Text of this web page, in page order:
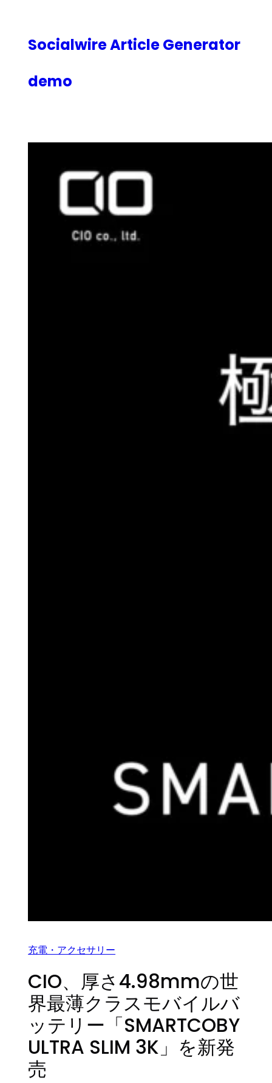
Socialwire Article Generator
demo
充電・アクセサリー
CIO、厚さ4.98mmの世
界最薄クラスモバイルバ
ッテリー「SMARTCOBY
ULTRA SLIM 3K」を新発
売